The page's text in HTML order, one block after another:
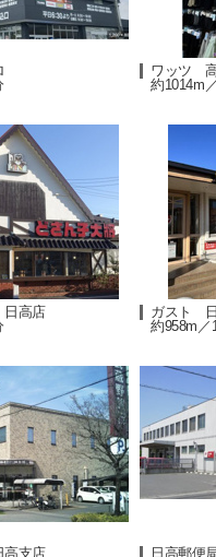
ワッツ
約1014m
高店
ガスト
約958m／
支店 日高郵便